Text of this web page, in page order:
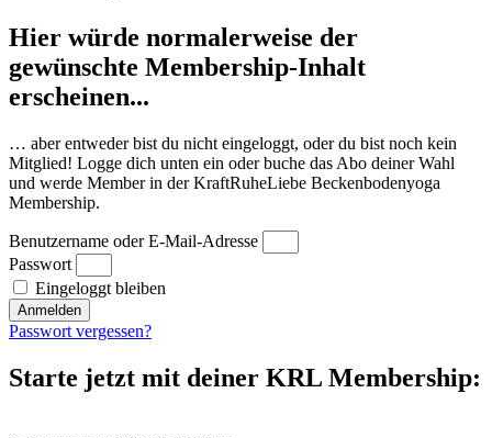
Hier würde normalerweise der
gewünschte Membership-Inhalt
erscheinen...
… aber entweder bist du nicht eingeloggt, oder du bist noch kein
Mitglied! Logge dich unten ein oder buche das Abo deiner Wahl
und werde Member in der KraftRuheLiebe Beckenbodenyoga
Membership.
Benutzername oder E-Mail-Adresse
Passwort
Eingeloggt bleiben
Anmelden
Passwort vergessen?
Starte jetzt mit deiner KRL Membership: